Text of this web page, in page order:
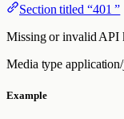
Section titled “401 ”
Missing or invalid API
Media type
Example